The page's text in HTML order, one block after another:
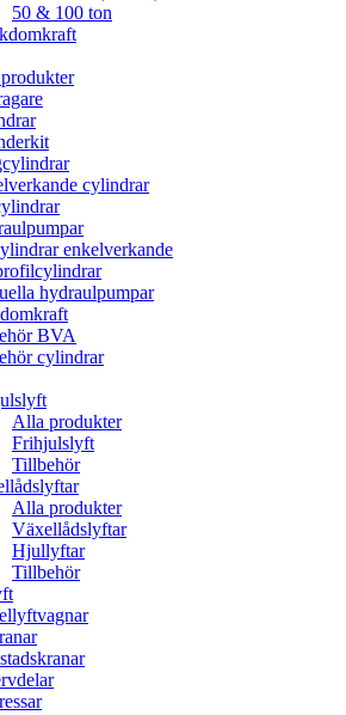
50 & 100 ton
cylindrar
enkelverkande
hydraulpumpar
BVA
cylindrar
Alla produkter
Frihjulslyft
Tillbehör
Alla produkter
Växellådslyftar
Hjullyftar
Tillbehör